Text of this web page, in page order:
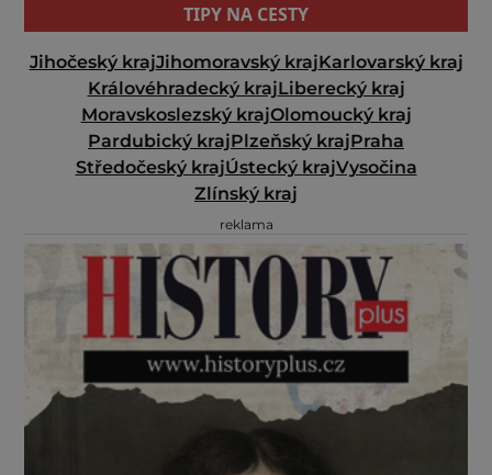
TIPY NA CESTY
Jihočeský krajJihomoravský krajKarlovarský kraj
Královéhradecký krajLiberecký kraj
Moravskoslezský krajOlomoucký kraj
Pardubický krajPlzeňský krajPraha
Středočeský krajÚstecký krajVysočina
Zlínský kraj
reklama